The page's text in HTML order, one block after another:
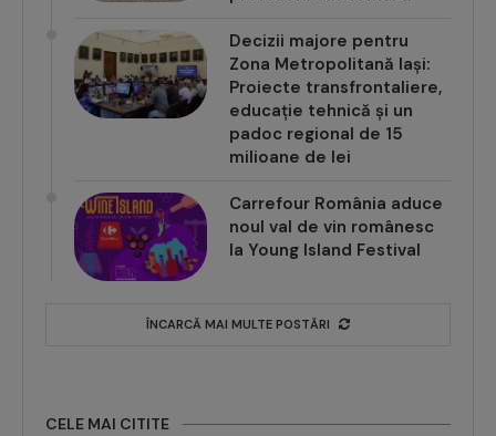
Decizii majore pentru
Zona Metropolitană Iași:
Proiecte transfrontaliere,
educație tehnică și un
padoc regional de 15
milioane de lei
Carrefour România aduce
noul val de vin românesc
la Young Island Festival
ÎNCARCĂ MAI MULTE POSTĂRI
CELE MAI CITITE